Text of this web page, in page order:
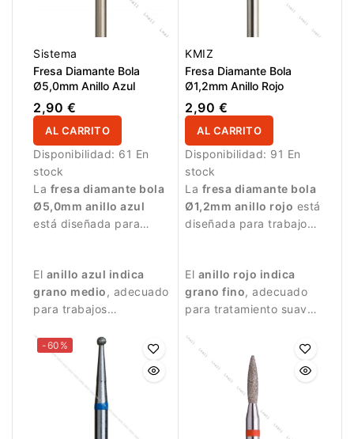
Sistema
Fresa Diamante Bola
Ø5,0mm Anillo Azul
2,90 €
AL CARRITO
Disponibilidad: 61 En
stock
La fresa diamante bola
Ø5,0mm anillo azul
está diseñada para
El anillo azul indica
grano medio, adecuado
para trabajos
tratamiento de la piel
alrededor de la uña.
KMIZ
Fresa Diamante Bola
Ø1,2mm Anillo Rojo
2,90 €
AL CARRITO
Disponibilidad: 91 En
stock
La fresa diamante bola
Ø1,2mm anillo rojo está
diseñada para trabajos
El anillo rojo indica
grano fino, adecuado
para tratamiento suave
la uña.
-60%